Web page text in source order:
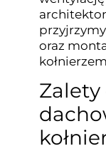
oraz